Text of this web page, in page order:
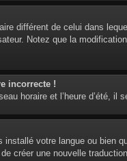
différent de celui dans
Notez que la
incorrecte !
horaire et l’heure d’été,
installé votre langue ou bien
créer une nouvelle